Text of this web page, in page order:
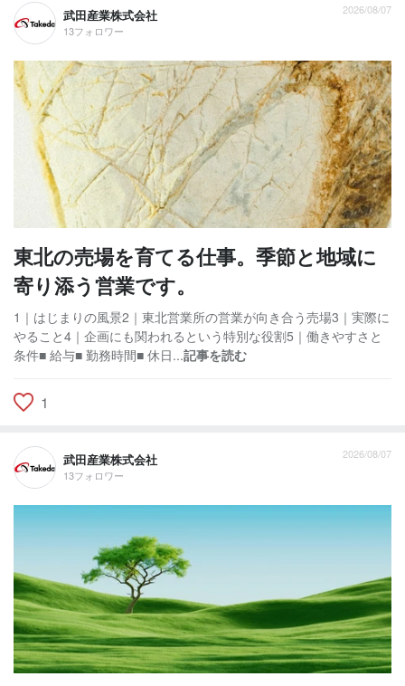
武田産業株式会社
13フォロワー
2026/08/07
東北の売場を育てる仕事。季節と地域に
寄り添う営業です。
1｜はじまりの風景2｜東北営業所の営業が向き合う売場3｜実際に
やること4｜企画にも関われるという特別な役割5｜働きやすさと
条件■ 給与■ 勤務時間■ 休日...記事を読む
1
武田産業株式会社
13フォロワー
2026/08/07